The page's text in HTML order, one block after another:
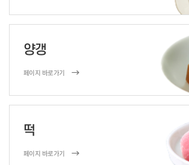
양갱
페이지 바로가기
떡
페이지 바로가기